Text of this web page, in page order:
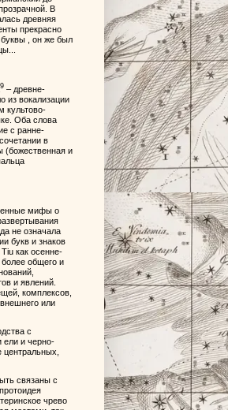
В
древняя
прекрасно
буквы , он же был
9 – древне-
из вокализации
культово-
Оба слова
с ранне-
в
(божественная и
мифы о
не означала
букв и знаков
как осенне-
общего и
и явлений.
комплексов,
или
с
ели и черно-
связаны с
чрево